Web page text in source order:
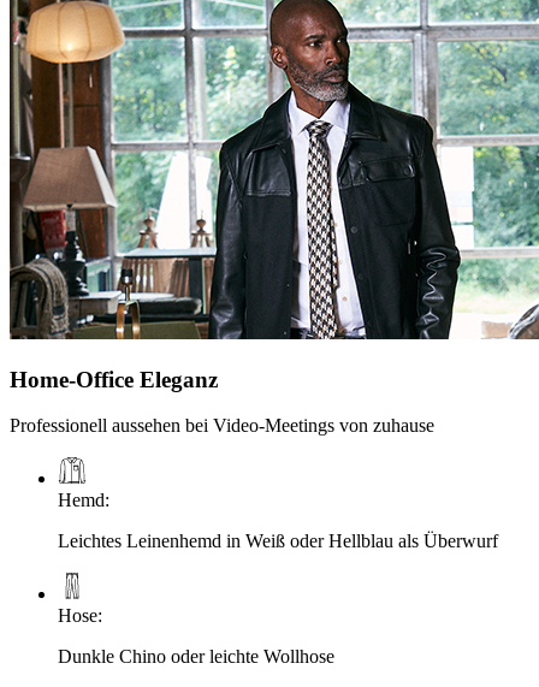
Home-Office Eleganz
Professionell aussehen bei Video-Meetings von zuhause
Hemd:
Leichtes Leinenhemd in Weiß oder Hellblau als Überwurf
Hose:
Dunkle Chino oder leichte Wollhose